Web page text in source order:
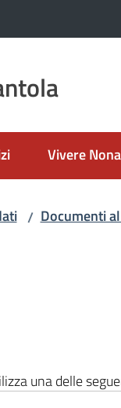
Vivere
/ Documenti
una delle